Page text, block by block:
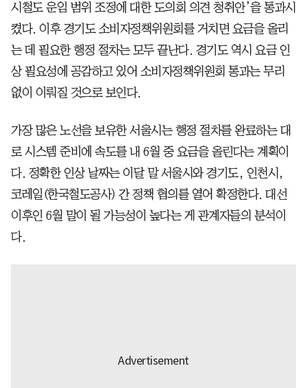
시철도 운임 범위 조정에 대한 도의회 의견 청취안’을 통과시
켰다. 이후 경기도 소비자정책위원회를 거치면 요금을 올리
는 데 필요한 행정 절차는 모두 끝난다. 경기도 역시 요금 인
상 필요성에 공감하고 있어 소비자정책위원회 통과는 무리
없이 이뤄질 것으로 보인다.
가장 많은 노선을 보유한 서울시는 행정 절차를 완료하는 대
로 시스템 준비에 속도를 내 6월 중 요금을 올린다는 계획이
다. 정확한 인상 날짜는 이달 말 서울시와 경기도, 인천시,
코레일(한국철도공사) 간 정책 협의를 열어 확정한다. 대선
이후인 6월 말이 될 가능성이 높다는 게 관계자들의 분석이
다.